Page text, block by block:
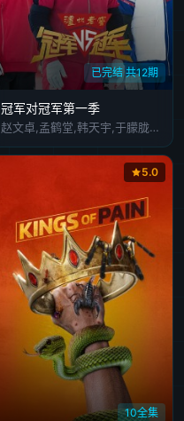
已完结 共12期
冠军对冠军第一季
赵文卓,孟鹤堂,韩天宇,于朦胧,谢震业
10全集
5.0